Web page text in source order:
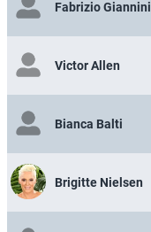
Fabrizio Giannini
Victor Allen
Bianca Balti
Brigitte Nielsen